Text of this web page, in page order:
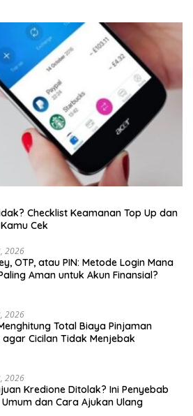
Checklist Keamanan Top Up dan
Cek
2026
OTP, atau PIN: Metode Login Mana
Aman untuk Akun Finansial?
2026
Total Biaya Pinjaman
agar Cicilan Tidak Menjebak
2026
Kredione Ditolak? Ini Penyebab
Umum dan Cara Ajukan Ulang